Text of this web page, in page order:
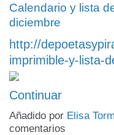
Calendario y lista
diciembre
http://
imprimible-y-lista-
Continuar
Añadido por Elisa
comentarios